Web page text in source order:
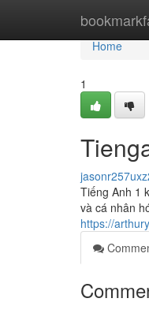
Home
Home
1
Tiếng Anh 1
và cá nhân
https://